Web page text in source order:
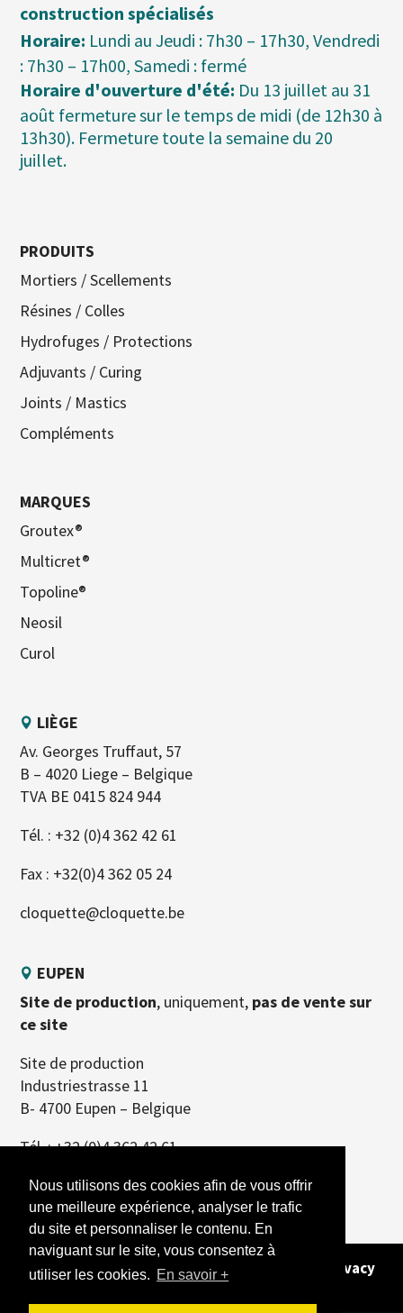
Nous utilisons des cookies afin de vous offrir
une meilleure expérience, analyser le trafic
du site et personnaliser le contenu. En
naviguant sur le site, vous consentez à
utiliser les cookies. En savoir +
construction spécialisés
Horaire: Lundi au Jeudi : 7h30 – 17h30, Vendredi
: 7h30 – 17h00, Samedi : fermé
Horaire d'ouverture d'été: Du 13 juillet au 31
août fermeture sur le temps de midi (de 12h30 à
13h30). Fermeture toute la semaine du 20
juillet.
PRODUITS
Mortiers / Scellements
Résines / Colles
Hydrofuges / Protections
Adjuvants / Curing
Joints / Mastics
Compléments
MARQUES
Groutex®
Multicret®
Topoline®
Neosil
Curol
LIÈGE
Av. Georges Truffaut, 57
B – 4020 Liege – Belgique
TVA BE 0415 824 944
Tél. : +32 (0)4 362 42 61
Fax : +32(0)4 362 05 24
cloquette@cloquette.be
EUPEN
Site de production, uniquement, pas de vente sur
ce site
Site de production
Industriestrasse 11
B- 4700 Eupen – Belgique
Tél. :+32 (0)4 362 42 61
Copyright 2026 - Alle rechten voorbehouden -
Privacy